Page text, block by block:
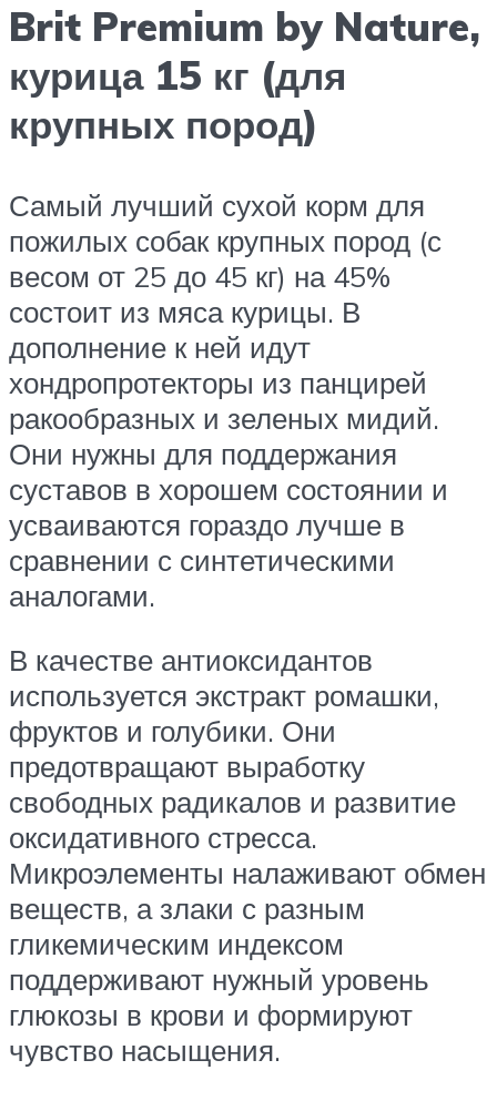
Brit Premium by Nature,
курица 15 кг (для
крупных пород)
Самый лучший сухой корм для
пожилых собак крупных пород (с
весом от 25 до 45 кг) на 45%
состоит из мяса курицы. В
дополнение к ней идут
хондропротекторы из панцирей
ракообразных и зеленых мидий.
Они нужны для поддержания
суставов в хорошем состоянии и
усваиваются гораздо лучше в
сравнении с синтетическими
аналогами.
В качестве антиоксидантов
используется экстракт ромашки,
фруктов и голубики. Они
предотвращают выработку
свободных радикалов и развитие
оксидативного стресса.
Микроэлементы налаживают обмен
веществ, а злаки с разным
гликемическим индексом
поддерживают нужный уровень
глюкозы в крови и формируют
чувство насыщения.